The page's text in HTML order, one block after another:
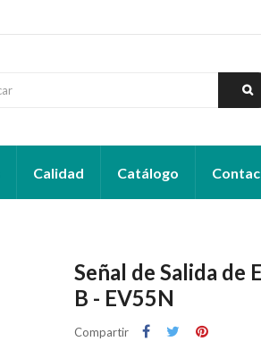
Calidad Catálogo
Señal de Salida de
B - EV55N
Compartir